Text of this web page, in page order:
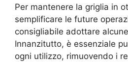
Per mantenere la griglia in
semplificare le future
consigliabile adottare
Innanzitutto, è essenziale
ogni utilizzo, rimuovendo i